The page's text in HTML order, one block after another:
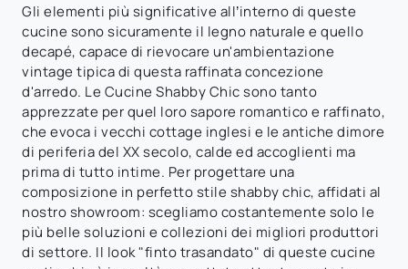
Gli elementi più significative all’interno di queste
cucine sono sicuramente il legno naturale e quello
decapé, capace di rievocare un'ambientazione
vintage tipica di questa raffinata concezione
d'arredo. Le Cucine Shabby Chic sono tanto
apprezzate per quel loro sapore romantico e raffinato,
che evoca i vecchi cottage inglesi e le antiche dimore
di periferia del XX secolo, calde ed accoglienti ma
prima di tutto intime. Per progettare una
composizione in perfetto stile shabby chic, affidati al
nostro showroom: scegliamo costantemente solo le
più belle soluzioni e collezioni dei migliori produttori
di settore. Il look "finto trasandato" di queste cucine